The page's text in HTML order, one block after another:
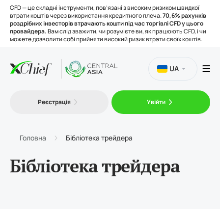
CFD — це складні інструменти, пов’язані з високим ризиком швидкої
втрати коштів через використання кредитного плеча.70,6% рахунків
роздрібних інвесторів втрачають кошти під час торгівлі CFD у цього
провайдера.Вам слід зважити, чи розумієте ви, як працюють CFD, і чи
можете дозволити собі прийняти високий ризик втрати своїх коштів.
Торгівля
Інструменти
UA
Реєстрація Увійти
Головна Бібліотека трейдера
Бібліотека трейдера